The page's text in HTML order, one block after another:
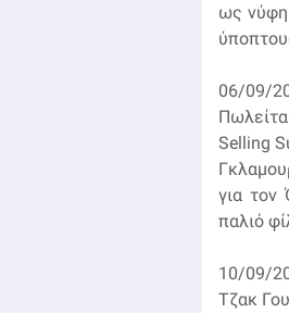
ως νύφη
06/09/
Selling
για τον
παλιό
10/09/
Τζακ